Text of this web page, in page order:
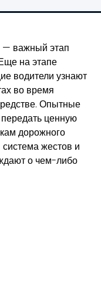
— важный этап
на этапе
водители узнают
во время
Опытные
передать ценную
дорожного
жестов и
о чем-либо